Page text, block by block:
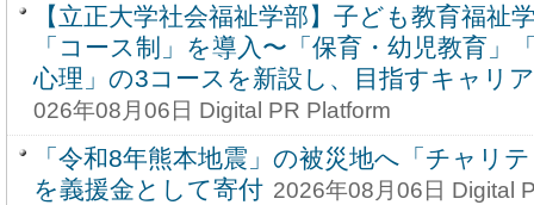
【立正大学社会福祉学部】子ども教育福祉
「コース制」を導入〜「保育・幼児教育」
心理」の3コースを新設し、目指すキャリ
026年08月06日 Digital PR Platform
「令和8年熊本地震」の被災地へ「チャリ
を義援金として寄付 2026年08月06日 Digital